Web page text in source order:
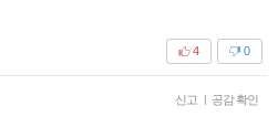
0
4
신고 | 공감 확인